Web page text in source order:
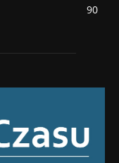
90